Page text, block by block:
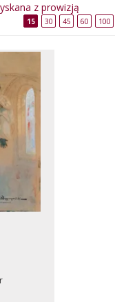
z prowizją
15 30 45 60 100